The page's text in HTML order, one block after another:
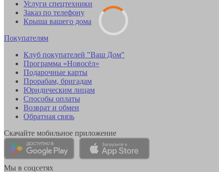
Услуги спецтехники
Заказ по телефону
Крыша вашего дома
Покупателям
Клуб покупателей "Ваш Дом"
Программа «Новосёл»
Подарочные карты
Прорабам, бригадам
Юридическим лицам
Способы оплаты
Возврат и обмен
Обратная связь
Скачайте мобильное приложение
Мы в соцсетях